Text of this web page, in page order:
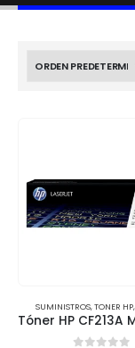
SUMINISTROS,TONER HP,